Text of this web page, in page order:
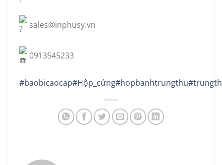
sales@inphusy.vn
0913545233
#baobicaocap#Hộp_cứng#hopbanhtrungthu